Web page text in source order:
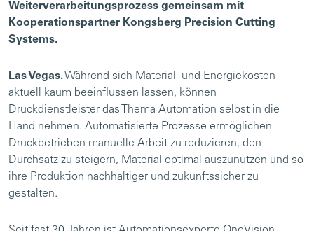
Weiterverarbeitungsprozess gemeinsam mit
Kooperationspartner Kongsberg Precision Cutting
Systems.
Las Vegas.Während sich Material- und Energiekosten
aktuell kaum beeinflussen lassen, können
Druckdienstleister das Thema Automation selbst in die
Hand nehmen. Automatisierte Prozesse ermöglichen
Druckbetrieben manuelle Arbeit zu reduzieren, den
Durchsatz zu steigern, Material optimal auszunutzen und so
ihre Produktion nachhaltiger und zukunftssicher zu
gestalten.